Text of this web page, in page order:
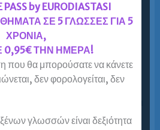
Λόγου
σε ένα θέμα με τον
παρουσίαση θέματος και
όπως επίσης και θέση μιας
by EURODIASTASI
ΣΕ 5 ΓΛΩΣΣΕΣ ΓΙΑ 5
ΧΡΟΝΙΑ,
ΤΗΝ ΗΜΕΡΑ!
που θα μπορούσατε να κάνετε
δεν φορολογείται, δεν
γλωσσών είναι δεξιότητα